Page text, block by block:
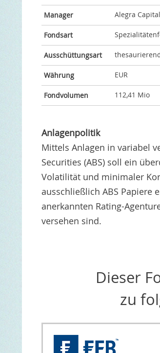
Manager Alegra Capital
Fondsart
Ausschüttungsart
Währung EUR
Fondvolumen 112,41 Mio
Anlagenpolitik
Mittels Anlagen in variabel
Securities (ABS) soll ein
Volatilität und minimaler
ausschließlich ABS Papiere
anerkannten Rating-
versehen sind.
Dieser
zu